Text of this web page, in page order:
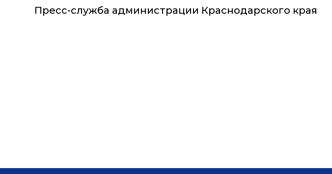
Пресс-служба администрации Краснодарского края